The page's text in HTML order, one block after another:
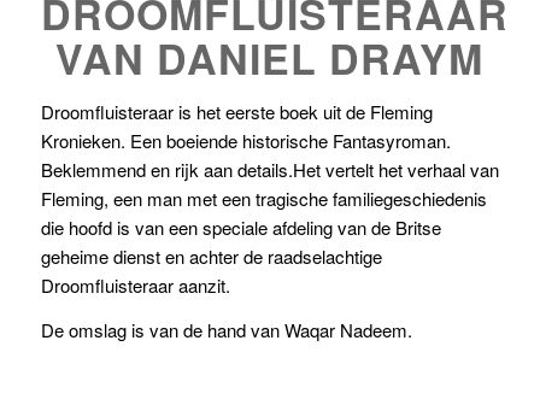
DROOMFLUISTERAAR
VAN DANIEL DRAYM
Droomfluisteraar is het eerste boek uit de Fleming
Kronieken. Een boeiende historische Fantasyroman.
Beklemmend en rijk aan details.Het vertelt het verhaal van
Fleming, een man met een tragische familiegeschiedenis
die hoofd is van een speciale afdeling van de Britse
geheime dienst en achter de raadselachtige
De omslag is van de hand van Waqar Nadeem.